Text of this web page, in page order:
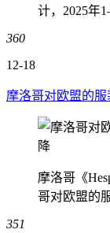
计，2025年
360
12-18
摩洛哥对欧盟的
摩洛哥《
哥对欧盟的
351